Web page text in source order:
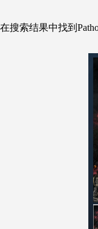
在搜索结果中找到